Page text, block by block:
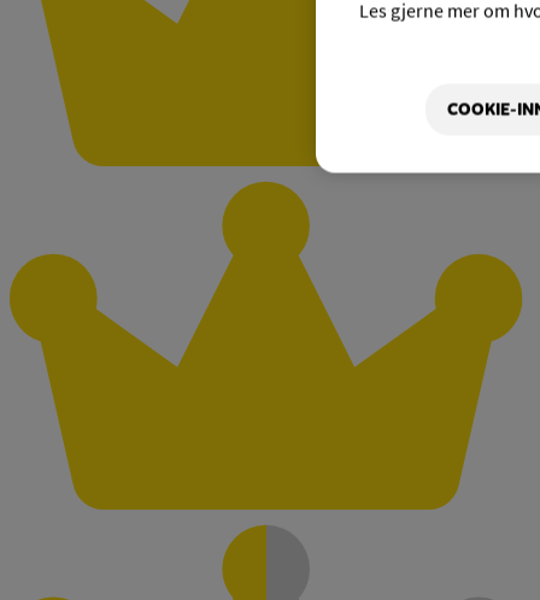
Les gjerne mer om
COOKIE-